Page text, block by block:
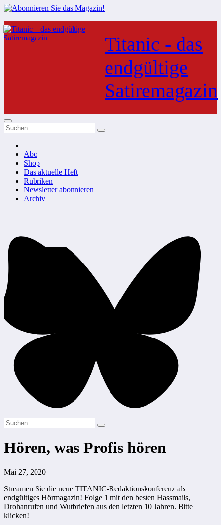
Zum
Inhalt
springen
Titanic - das
endgültige
Satiremagazin
Abo
Shop
Das aktuelle Heft
Rubriken
Newsletter abonnieren
Archiv
Hören, was Profis hören
Mai 27, 2020
Streamen Sie die neue TITANIC-Redaktionskonferenz als
endgültiges Hörmagazin! Folge 1 mit den besten Hassmails,
Drohanrufen und Wutbriefen aus den letzten 10 Jahren. Bitte
klicken!